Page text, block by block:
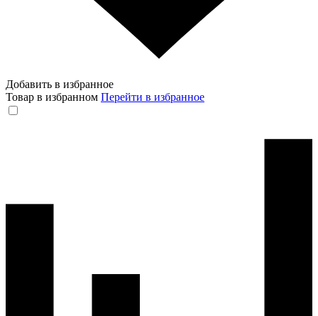
Добавить в избранное
Товар в избранном Перейти в избранное